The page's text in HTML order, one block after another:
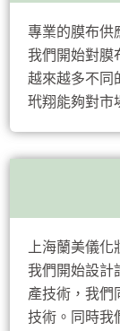
專業的膜布供
我們開始對膜
越來越多不同
玳翔能夠對市
上海蘭美儀化
我們開始設計
產技術，我們
技術。同時我